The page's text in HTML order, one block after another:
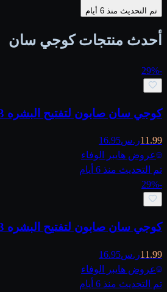
تم التحديث منذ 6 أيام
أحدث منتجات كوجي سان
-
29%
كوجي سان صابون لتفتيح البشره 3*100 جرام
11.99ر.س16.95
عروض هايبر الوفاء
تم التحديث منذ 6 أيام
-
29%
كوجي سان صابون لتفتيح البشره 3 * 100 جرام
11.99ر.س16.95
عروض هايبر الوفاء
تم التحديث منذ 6 أيام